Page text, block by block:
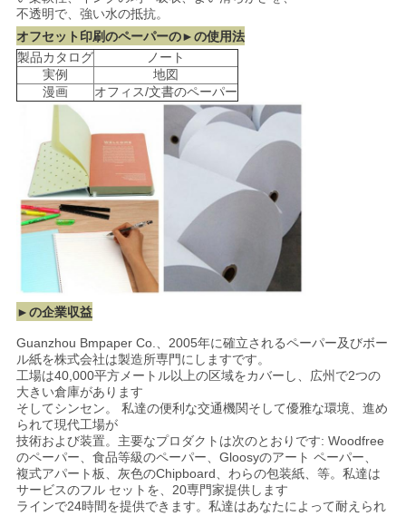
地
図
イ
バ
ー
ポ
リ
シ
ー
不透明で、強い水の抵抗。
オフセット印刷のペーパーの►の使用法
製品カタログ
ノート
実例
地図
漫画
オフィス/文書のペーパー
►の企業収益
Guanzhou Bmpaper Co.、2005年に確立されるペーパー及びボー
ル紙を株式会社は製造所専門にしますです。
工場は40,000平方メートル以上の区域をカバーし、広州で2つの
大きい倉庫があります
そしてシンセン。 私達の便利な交通機関そして優雅な環境、進め
られて現代工場が
技術および装置。主要なプロダクトは次のとおりです: Woodfree
のペーパー、食品等級のペーパー、Gloosyのアート ペーパー、
複式アパート板、灰色のChipboard、わらの包装紙、等。私達は
サービスのフル セットを、20専門家提供します
ラインで24時間を提供できます。私達はあなたによって耐えられ